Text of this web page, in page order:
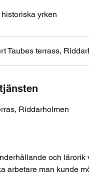
yrken
Taubes terrass,
Riddarholmen
och
arbetare man kunde